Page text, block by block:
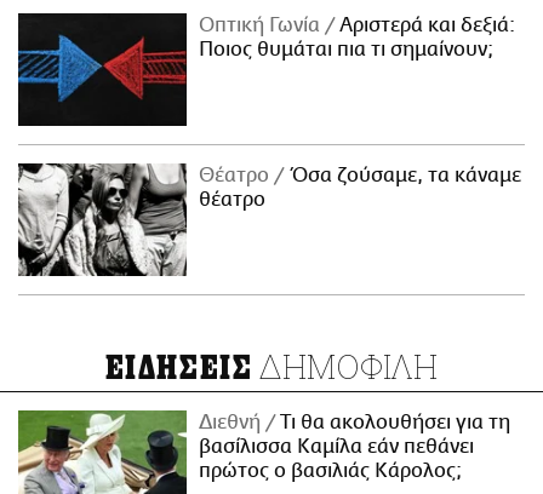
Οπτική Γωνία
Αριστερά και δεξιά:
Ποιος θυμάται πια τι σημαίνουν;
Θέατρο
Όσα ζούσαμε, τα κάναμε
θέατρο
ΕΙΔΗΣΕΙΣ ΔΗΜΟΦΙΛΗ
Διεθνή
Τι θα ακολουθήσει για τη
βασίλισσα Καμίλα εάν πεθάνει
πρώτος ο βασιλιάς Κάρολος;